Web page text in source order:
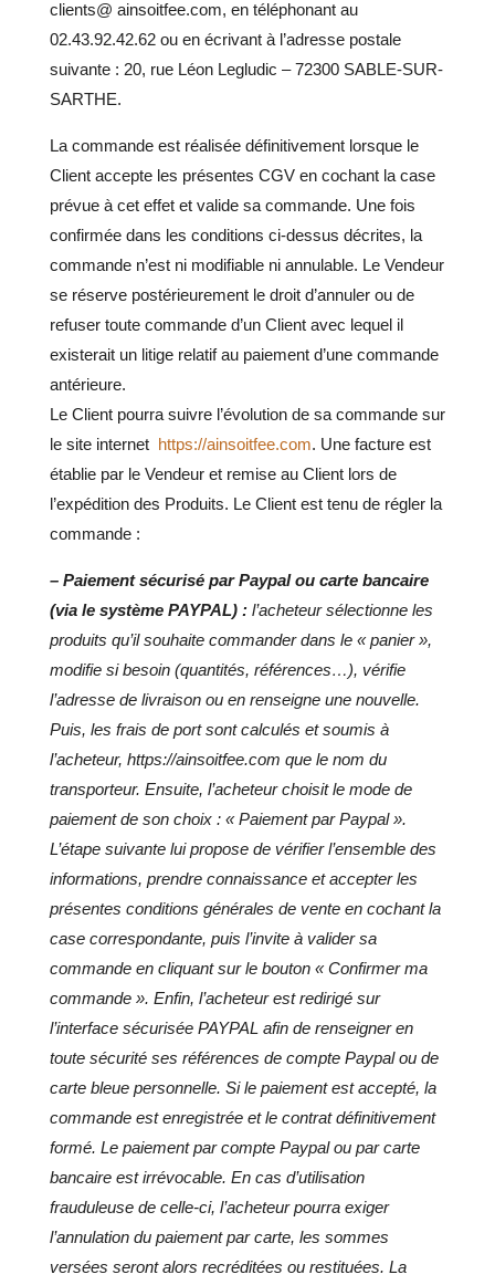
clients@ ainsoitfee.com, en téléphonant au
02.43.92.42.62 ou en écrivant à l’adresse postale
suivante : 20, rue Léon Legludic – 72300 SABLE-SUR-
SARTHE.
La commande est réalisée définitivement lorsque le
Client accepte les présentes CGV en cochant la case
prévue à cet effet et valide sa commande. Une fois
confirmée dans les conditions ci-dessus décrites, la
commande n’est ni modifiable ni annulable. Le Vendeur
se réserve postérieurement le droit d’annuler ou de
refuser toute commande d’un Client avec lequel il
existerait un litige relatif au paiement d’une commande
antérieure.
Le Client pourra suivre l’évolution de sa commande sur
le site internet https://ainsoitfee.com. Une facture est
établie par le Vendeur et remise au Client lors de
l’expédition des Produits. Le Client est tenu de régler la
commande :
– Paiement sécurisé par Paypal ou carte bancaire
(via le système PAYPAL) :l’acheteur sélectionne les
produits qu’il souhaite commander dans le « panier »,
modifie si besoin (quantités, références…), vérifie
l’adresse de livraison ou en renseigne une nouvelle.
Puis, les frais de port sont calculés et soumis à
l’acheteur, https://ainsoitfee.com que le nom du
transporteur. Ensuite, l’acheteur choisit le mode de
paiement de son choix : « Paiement par Paypal ».
L’étape suivante lui propose de vérifier l’ensemble des
informations, prendre connaissance et accepter les
présentes conditions générales de vente en cochant la
case correspondante, puis l’invite à valider sa
commande en cliquant sur le bouton « Confirmer ma
commande ». Enfin, l’acheteur est redirigé sur
l’interface sécurisée PAYPAL afin de renseigner en
toute sécurité ses références de compte Paypal ou de
carte bleue personnelle. Si le paiement est accepté, la
commande est enregistrée et le contrat définitivement
formé. Le paiement par compte Paypal ou par carte
bancaire est irrévocable. En cas d’utilisation
frauduleuse de celle-ci, l’acheteur pourra exiger
l’annulation du paiement par carte, les sommes
versées seront alors recréditées ou restituées. La